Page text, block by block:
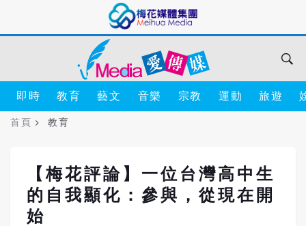
即時 教育 藝文 音樂 宗教 運動 旅遊
首頁 教育
【梅花評論】一位台灣高中生
的自我顯化：參與，從現在開
始